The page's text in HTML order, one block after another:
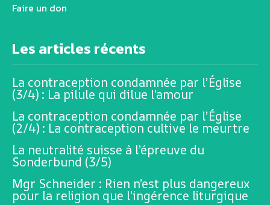
Faire un don
Les articles récents
La contraception condamnée par l’Église
(3/4) : La pilule qui dilue l’amour
La contraception condamnée par l’Église
(2/4) : La contraception cultive le meurtre
La neutralité suisse à l’épreuve du
Sonderbund (3/5)
Mgr Schneider : Rien n’est plus dangereux
pour la religion que l’ingérence liturgique